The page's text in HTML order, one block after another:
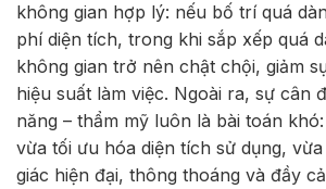
không gian hợp lý: nếu bố trí quá
phí diện tích, trong khi sắp xếp quá
không gian trở nên chật chội, giảm
hiệu suất làm việc. Ngoài ra, sự cân
năng – thẩm mỹ luôn là bài toán
vừa tối ưu hóa diện tích sử dụng, vừa
giác hiện đại, thông thoáng và đầy